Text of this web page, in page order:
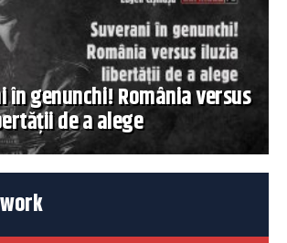
în genunchi! România versus
de a alege